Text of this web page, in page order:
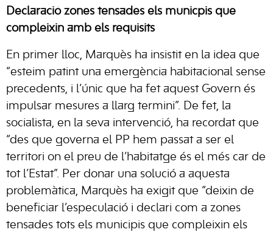
Declaració zones tensades els municpis que
compleixin amb els requisits
En primer lloc, Marquès ha insistit en la idea que
“esteim patint una emergència habitacional sense
precedents, i l’únic que ha fet aquest Govern és
impulsar mesures a llarg termini”. De fet, la
socialista, en la seva intervenció, ha recordat que
“des que governa el PP hem passat a ser el
territori on el preu de l’habitatge és el més car de
tot l’Estat”. Per donar una solució a aquesta
problemàtica, Marquès ha exigit que “deixin de
beneficiar l’especulació i declari com a zones
tensades tots els municipis que compleixin els